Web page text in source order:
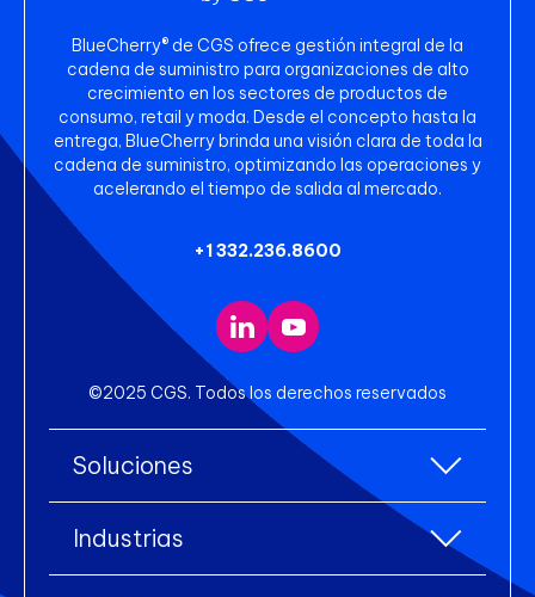
BlueCherry® de CGS ofrece gestión integral de la
cadena de suministro para organizaciones de alto
crecimiento en los sectores de productos de
consumo, retail y moda. Desde el concepto hasta la
entrega, BlueCherry brinda una visión clara de toda la
cadena de suministro, optimizando las operaciones y
acelerando el tiempo de salida al mercado.
+1 332.236.8600
©2025 CGS. Todos los derechos reservados
Soluciones
Planificación de Recursos Empresariales
Industrias